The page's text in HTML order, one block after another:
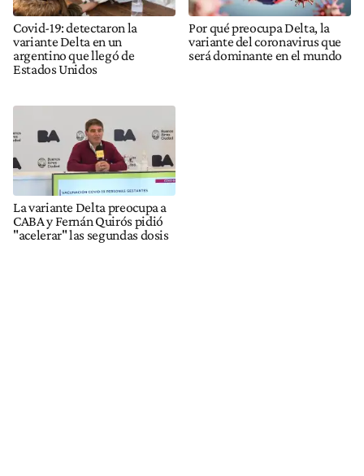
Covid-19: detectaron la
variante Delta en un
argentino que llegó de
Estados Unidos
Por qué preocupa Delta, la
variante del coronavirus que
será dominante en el mundo
La variante Delta preocupa a
CABA y Fernán Quirós pidió
"acelerar" las segundas dosis